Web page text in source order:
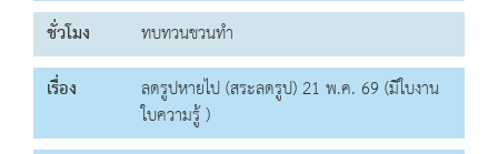
ชั่วโมง
ทบทวนชวนทำ
เรื่อง
ลดรูปหายไป (สระลดรูป) 21 พ.ค. 69 (มีใบงาน
ใบความรู้ )